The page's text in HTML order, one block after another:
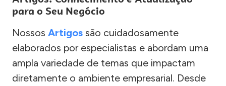
para o Seu Negócio
Nossos Artigos são cuidadosamente
elaborados por especialistas e abordam uma
ampla variedade de temas que impactam
diretamente o ambiente empresarial. Desde